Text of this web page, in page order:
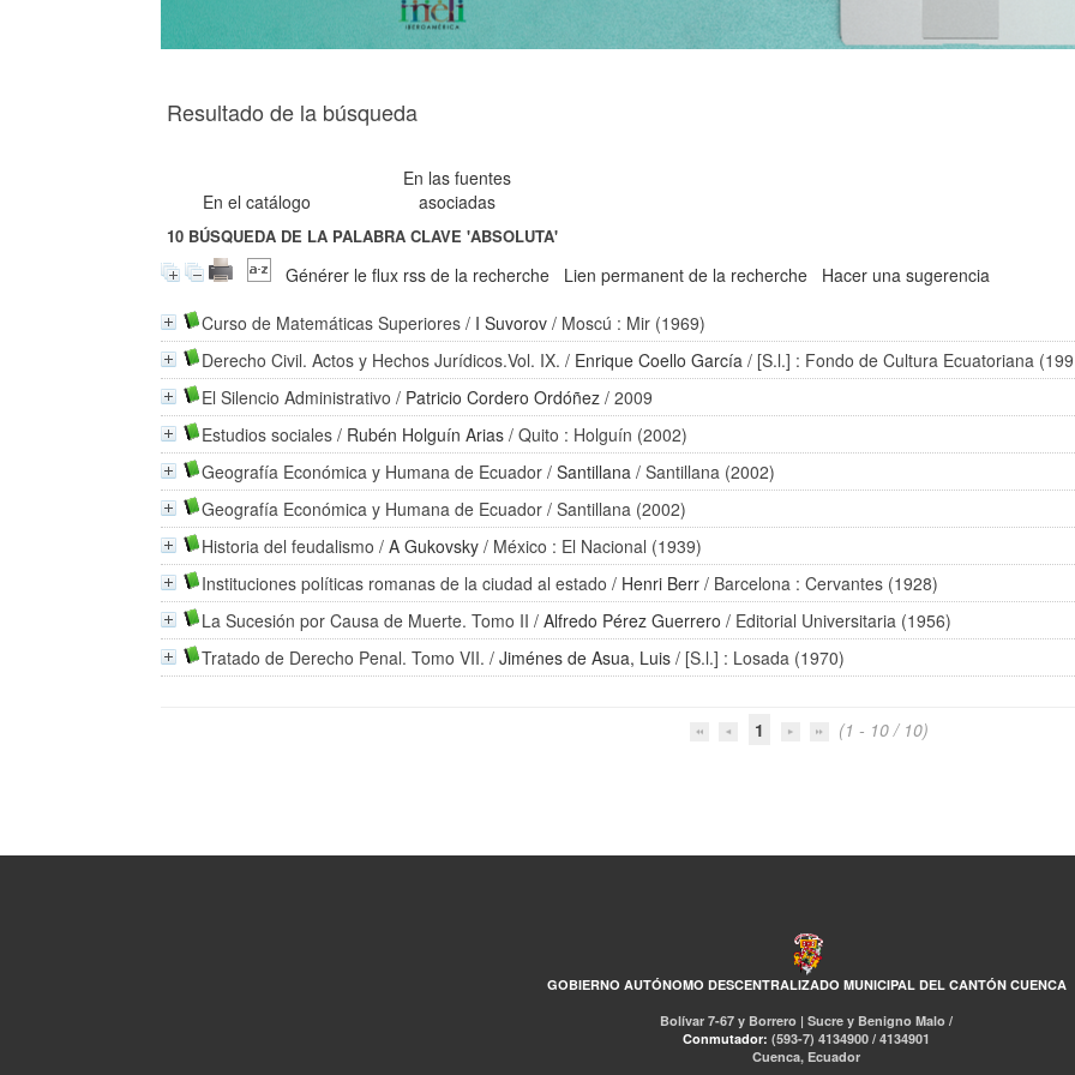
Resultado de la búsqueda
En el catálogo
En las fuentes
asociadas
10 BÚSQUEDA DE LA PALABRA CLAVE'ABSOLUTA'
Générer le flux rss de la recherche Lien permanent de la recherche
Hacer una sugerencia
Curso de Matemáticas Superiores / I Suvorov / Moscú : Mir (1969)
Derecho Civil. Actos y Hechos Jurídicos.Vol. IX. / Enrique Coello García / [S.l.] : Fondo de Cultura Ecuatoriana
El Silencio Administrativo / Patricio Cordero Ordóñez / 2009
Estudios sociales / Rubén Holguín Arias / Quito : Holguín (2002)
Geografía Económica y Humana de Ecuador /Santillana / Santillana (2002)
Geografía Económica y Humana de Ecuador / Santillana (2002)
Historia del feudalismo /A Gukovsky / México : El Nacional (1939)
Instituciones políticas romanas de la ciudad al estado / Henri Berr / Barcelona : Cervantes (1928)
La Sucesión por Causa de Muerte. Tomo II /Alfredo Pérez Guerrero / Editorial Universitaria (1956)
Tratado de Derecho Penal. Tomo VII. /Jiménes de Asua, Luis / [S.l.] : Losada (1970)
1 (1 - 10 / 10)
GOBIERNO AUTÓNOMO DESCENTRALIZADO MUNICIPAL DEL CANTÓN CUENCA
Bolívar 7-67 y Borrero | Sucre y Benigno Malo /
Conmutador: (593-7) 4134900 / 4134901
Cuenca, Ecuador